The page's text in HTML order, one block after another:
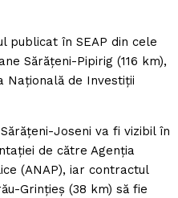
publicat în SEAP din cele
Sărăţeni-Pipirig (116 km),
Naţională de Investiţii
Joseni va fi vizibil în
de către Agenţia
(ANAP), iar contractul
Grinţieş (38 km) să fie